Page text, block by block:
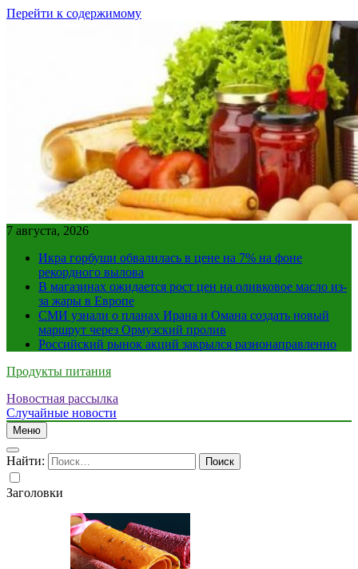
Перейти к содержимому
7 августа, 2026
Икра горбуши обвалилась в цене на 7% на фоне
рекордного вылова
В магазинах ожидается рост цен на оливковое масло из-
за жары в Европе
СМИ узнали о планах Ирана и Омана создать новый
маршрут через Ормузский пролив
Российский рынок акций закрылся разнонаправленно
Продукты питания
Новостная рассылка
Случайные новости
Меню
Найти:
Заголовки